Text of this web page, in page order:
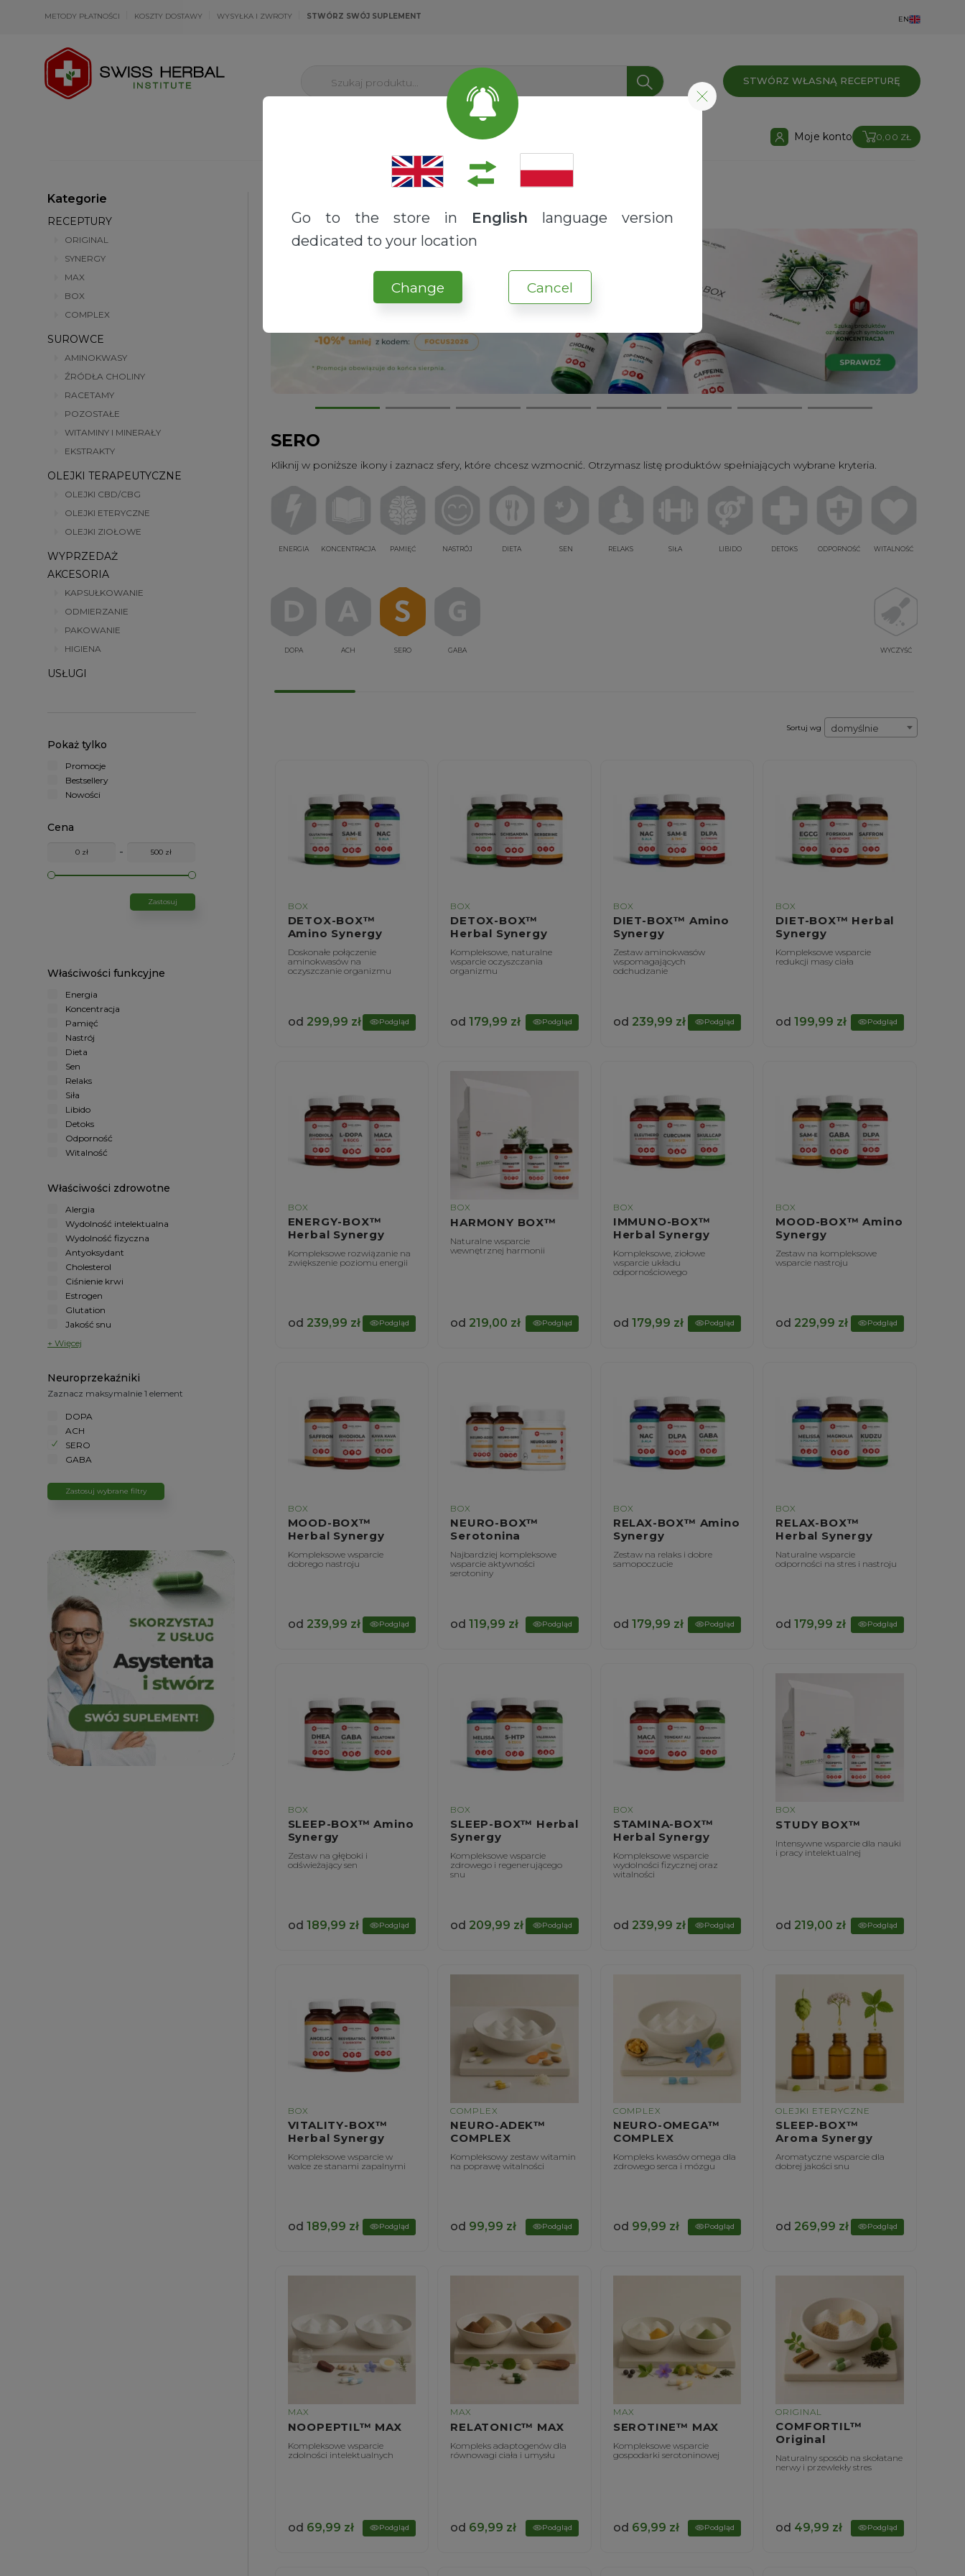
Go to the store in English language version
dedicated to your location
Change Cancel
METODY PŁATNOŚCI KOSZTY DOSTAWY WYSYŁKA I ZWROTY STWÓRZ SWÓJ SUPLEMENT EN
Szukaj produktu... STWÓRZ WŁASNĄ RECEPTURĘ
USŁUGI Moje konto 0,00 ZŁ
Kategorie
SUROWCE
AMINOKWASY
ŹRÓDŁA CHOLINY
RACETAMY
POZOSTAŁE
WITAMINY I MINERAŁY
EKSTRAKTY
RECEPTURY
ORIGINAL
SYNERGY
MAX
BOX
COMPLEX
AKCESORIA
KAPSUŁKOWANIE
ODMIERZANIE
PAKOWANIE
HIGIENA
OLEJKI TERAPEUTYCZNE
OLEJKI CBD/CBG
OLEJKI ETERYCZNE
OLEJKI ZIOŁOWE
USŁUGI
WYPRZEDAŻ
Pokaż tylko
Promocje
Bestsellery
Nowości
Cena
-
Zastosuj
Właściwości funkcyjne
Energia
Koncentracja
Pamięć
Nastrój
Dieta
Sen
Relaks
Siła
Libido
Detoks
Odporność
Witalność
Właściwości zdrowotne
Alergia
Wydolność intelektualna
Wydolność fizyczna
Antyoksydant
Cholesterol
Ciśnienie krwi
Estrogen
Glutation
Jakość snu
+ Więcej
Neuroprzekaźniki
Zaznacz maksymalnie 1 element
DOPA
ACH
SERO
GABA
Zastosuj wybrane filtry
SERO
Kliknij w poniższe ikony i zaznacz sfery, które chcesz wzmocnić. Otrzymasz listę produktów spełniających wybrane kryteria.
ENERGIA KONCENTRACJA PAMIĘĆ NASTRÓJ DIETA SEN RELAKS SIŁA LIBIDO DETOKS ODPORNOŚĆ WITALNOŚĆ
DOPA ACH SERO GABA WYCZYŚĆ
Sortuj wg domyślnie
BOX
DETOX-BOX™
Amino Synergy
Doskonałe połączenie
aminokwasów na
oczyszczanie organizmu
od 299,99 zł Podgląd
BOX
DETOX-BOX™
Herbal Synergy
Kompleksowe, naturalne
wsparcie oczyszczania
organizmu
od179,99 zł Podgląd
BOX
DIET-BOX™ Amino
Synergy
Zestaw aminokwasów
wspomagających
odchudzanie
od 239,99 zł Podgląd
BOX
DIET-BOX™ Herbal
Synergy
Kompleksowe wsparcie
redukcji masy ciała
od199,99 zł Podgląd
BOX
ENERGY-BOX™
Herbal Synergy
Kompleksowe rozwiązanie na
zwiększenie poziomu energii
od 239,99 zł Podgląd
BOX
HARMONY BOX™
Naturalne wsparcie
wewnętrznej harmonii
od 219,00 zł Podgląd
BOX
IMMUNO-BOX™
Herbal Synergy
Kompleksowe, ziołowe
wsparcie układu
odpornościowego
od 179,99 zł Podgląd
BOX
MOOD-BOX™ Amino
Synergy
Zestaw na kompleksowe
wsparcie nastroju
od 229,99 zł Podgląd
BOX
MOOD-BOX™
Herbal Synergy
Kompleksowe wsparcie
dobrego nastroju
od 239,99 zł Podgląd
BOX
NEURO-BOX™
Serotonina
Najbardziej kompleksowe
wsparcie aktywności
serotoniny
od119,99 zł Podgląd
BOX
RELAX-BOX™ Amino
Synergy
Zestaw na relaks i dobre
samopoczucie
od 179,99 zł Podgląd
BOX
RELAX-BOX™
Herbal Synergy
Naturalne wsparcie
odporności na stres i nastroju
od179,99 zł Podgląd
BOX
SLEEP-BOX™ Amino
Synergy
Zestaw na głęboki i
odświeżający sen
od 189,99 zł Podgląd
BOX
SLEEP-BOX™ Herbal
Synergy
Kompleksowe wsparcie
zdrowego i regenerującego
snu
od 209,99 zł Podgląd
BOX
STAMINA-BOX™
Herbal Synergy
Kompleksowe wsparcie
wydolności fizycznej oraz
witalności
od 239,99 zł Podgląd
BOX
STUDY BOX™
Intensywne wsparcie dla nauki
i pracy intelektualnej
od 219,00 zł Podgląd
BOX
VITALITY-BOX™
Herbal Synergy
Kompleksowe wsparcie w
walce ze stanami zapalnymi
od 189,99 zł Podgląd
COMPLEX
NEURO-ADEK™
COMPLEX
Kompleksowy zestaw witamin
na poprawę witalności
od 99,99 zł Podgląd
COMPLEX
NEURO-OMEGA™
COMPLEX
Kompleks kwasów omega dla
zdrowego serca i mózgu
od 99,99 zł Podgląd
OLEJKI ETERYCZNE
SLEEP-BOX™
Aroma Synergy
Aromatyczne wsparcie dla
dobrej jakości snu
od 269,99 zł Podgląd
MAX
NOOPEPTIL™ MAX
Kompleksowe wsparcie
zdolności intelektualnych
od 69,99 zł Podgląd
MAX
RELATONIC™ MAX
Kompleks adaptogenów dla
równowagi ciała i umysłu
od 69,99 zł Podgląd
MAX
SEROTINE™ MAX
Kompleksowe wsparcie
gospodarki serotoninowej
od 69,99 zł Podgląd
ORIGINAL
COMFORTIL™
Original
Naturalny sposób na skołatane
nerwy i przewlekły stres
od 49,99 zł Podgląd